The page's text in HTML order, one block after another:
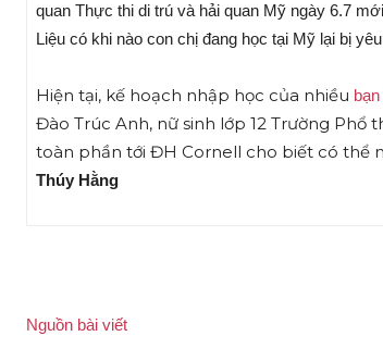
quan Thực thi di trú và hải quan Mỹ ngày 6.7
Liệu có khi nào con chị đang học tại Mỹ lại bị
Hiện tại, kế hoạch nhập học của nhiều
Đào Trúc Anh, nữ sinh lớp 12 Trường Phổ
toàn phần tới ĐH Cornell cho biết có thể
Thúy Hằng
Nguồn bài viết